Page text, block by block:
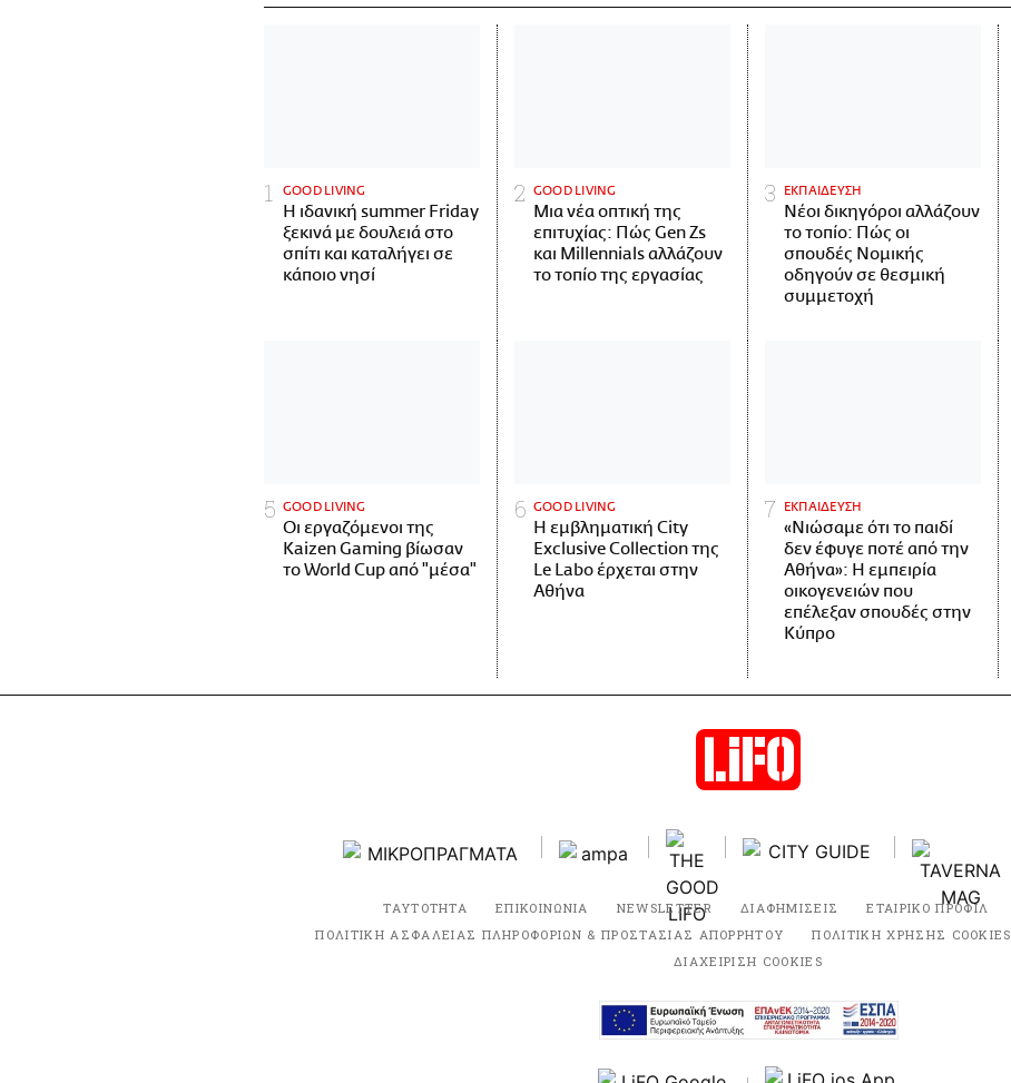
GOOD LIVING
Η ιδανική summer Friday
ξεκινά με δουλειά στο
σπίτι και καταλήγει σε
κάποιο νησί
GOOD LIVING
Μια νέα οπτική της
επιτυχίας: Πώς Gen Zs
και Millennials αλλάζουν
το τοπίο της εργασίας
ΕΚΠΑΙΔΕΥΣΗ
Νέοι δικηγόροι αλλάζουν
το τοπίο: Πώς οι
σπουδές Νομικής
οδηγούν σε θεσμική
συμμετοχή
GOOD LIVING
Οι εργαζόμενοι της
Kaizen Gaming βίωσαν
το World Cup από "μέσα"
GOOD LIVING
Η εμβληματική City
Exclusive Collection της
Le Labo έρχεται στην
Αθήνα
ΕΚΠΑΙΔΕΥΣΗ
«Νιώσαμε ότι το παιδί
δεν έφυγε ποτέ από την
Αθήνα»: Η εμπειρία
οικογενειών που
επέλεξαν σπουδές στην
Κύπρο
ΤΑΥΤΟΤΗΤΑ ΕΠΙΚΟΙΝΩΝΙΑ NEWSLETTER ΔΙΑΦΗΜΙΣΕΙΣ ΕΤΑΙΡΙΚΟ ΠΡΟΦΙΛ
ΠΟΛΙΤΙΚΗ ΑΣΦΑΛΕΙΑΣ ΠΛΗΡΟΦΟΡΙΩΝ & ΠΡΟΣΤΑΣΙΑΣ ΑΠΟΡΡΗΤΟΥ
ΠΟΛΙΤΙΚΗ ΧΡΗΣΗΣ COOKIES
ΔΙΑΧΕΙΡΙΣΗ COOKIES